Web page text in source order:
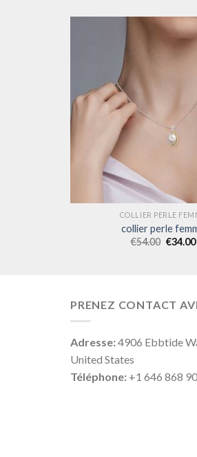
COLLIER PERLE
collier perle
€54.00 €34.00
PRENEZ CONTACT
Adresse:4906 Ebbtide
United States
Téléphone: +1 646 868